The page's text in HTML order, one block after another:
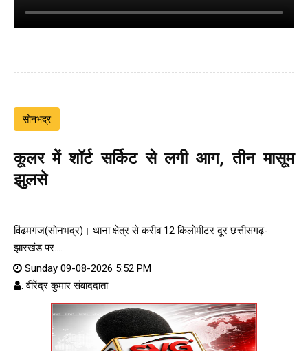
सोनभद्र
कूलर में शॉर्ट सर्किट से लगी आग, तीन मासूम
झुलसे
विंढमगंज(सोनभद्र)। थाना क्षेत्र से करीब 12 किलोमीटर दूर छत्तीसगढ़-
झारखंड पर....
Sunday 09-08-2026 5:52 PM
: वीरेंद्र कुमार संवाददाता